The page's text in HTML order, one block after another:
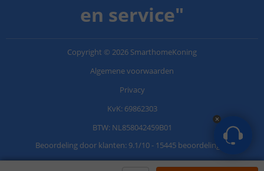
en service"
Copyright © 2026 SmarthomeKoning
Algemene voorwaarden
Privacy
KvK: 69862303
BTW: NL858042459B01
Beoordeling door klanten: 9.1/10- 15445 beoordelingen